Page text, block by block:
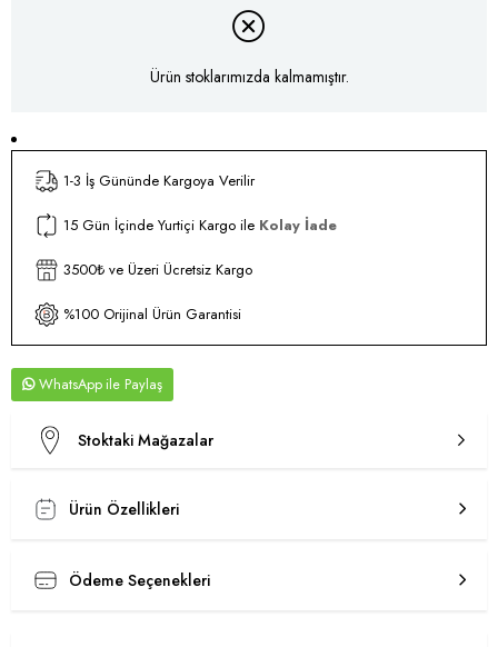
Ürün stoklarımızda kalmamıştır.
1-3 İş Gününde Kargoya Verilir
15 Gün İçinde Yurtiçi Kargo ile Kolay İade
3500₺ ve Üzeri Ücretsiz Kargo
%100 Orijinal Ürün Garantisi
WhatsApp
Stoktaki Mağazalar
Ürün Özellikleri
Ödeme Seçenekleri